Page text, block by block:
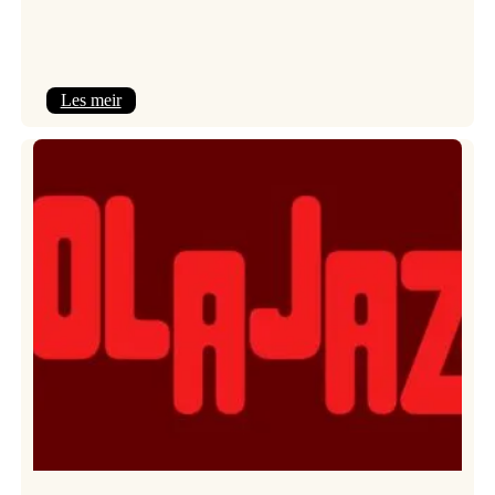
Les meir: